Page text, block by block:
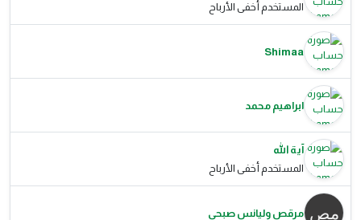
المستخدم أخفى الأرباح
Shimaa
ابراهيم محمد
آية الله
المستخدم أخفى الأرباح
مرقص وليانس صبحى